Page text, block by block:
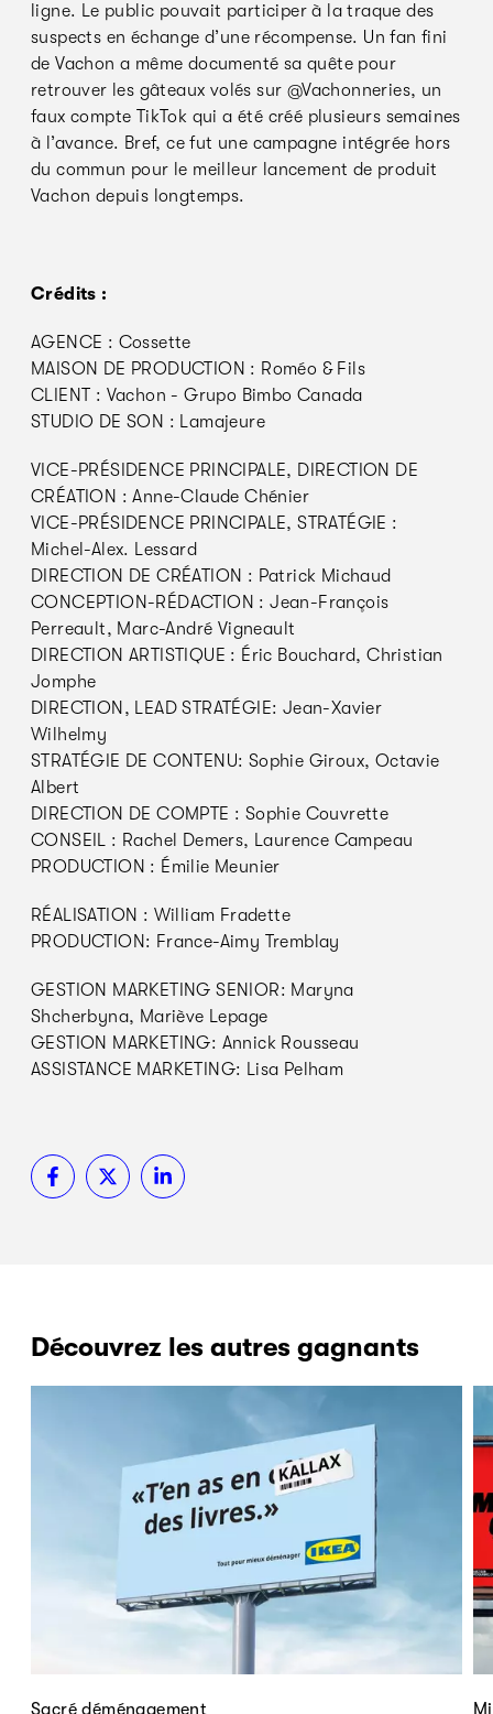
ligne. Le public pouvait participer à la traque des
suspects en échange d’une récompense. Un fan fini
de Vachon a même documenté sa quête pour
retrouver les gâteaux volés sur @Vachonneries, un
faux compte TikTok qui a été créé plusieurs semaines
à l’avance. Bref, ce fut une campagne intégrée hors
du commun pour le meilleur lancement de produit
Vachon depuis longtemps.
Crédits :
AGENCE : Cossette
MAISON DE PRODUCTION : Roméo & Fils
CLIENT : Vachon - Grupo Bimbo Canada
STUDIO DE SON : Lamajeure
VICE-PRÉSIDENCE PRINCIPALE, DIRECTION DE
CRÉATION : Anne-Claude Chénier
VICE-PRÉSIDENCE PRINCIPALE, STRATÉGIE :
Michel-Alex. Lessard
DIRECTION DE CRÉATION : Patrick Michaud
CONCEPTION-RÉDACTION : Jean-François
Perreault, Marc-André Vigneault
DIRECTION ARTISTIQUE : Éric Bouchard, Christian
Jomphe
DIRECTION, LEAD STRATÉGIE: Jean-Xavier
Wilhelmy
STRATÉGIE DE CONTENU: Sophie Giroux, Octavie
Albert
DIRECTION DE COMPTE : Sophie Couvrette
CONSEIL : Rachel Demers, Laurence Campeau
PRODUCTION : Émilie Meunier
RÉALISATION : William Fradette
PRODUCTION: France-Aimy Tremblay
GESTION MARKETING SENIOR: Maryna
Shcherbyna, Mariève Lepage
GESTION MARKETING: Annick Rousseau
ASSISTANCE MARKETING: Lisa Pelham
Découvrez les autres gagnants
Sacré déménagement